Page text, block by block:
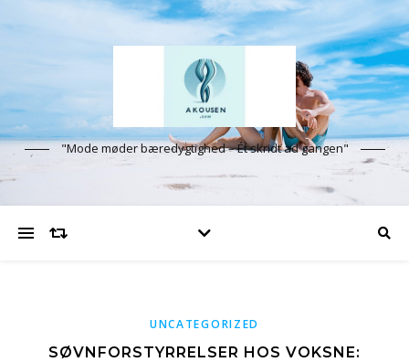
"Mode møder bæredygtighed – Ét skridt ad gangen"
UNCATEGORIZED
SØVNFORSTYRRELSER HOS VOKSNE: